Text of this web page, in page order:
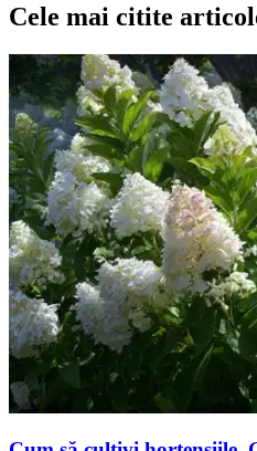
Cele mai citite